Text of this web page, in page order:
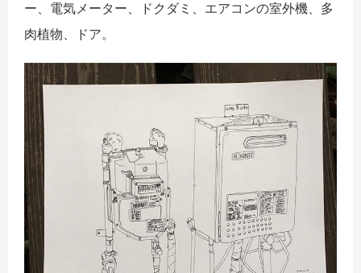
ー、電気メーター、ドクダミ、エアコンの室外機、多
肉植物、ドア。